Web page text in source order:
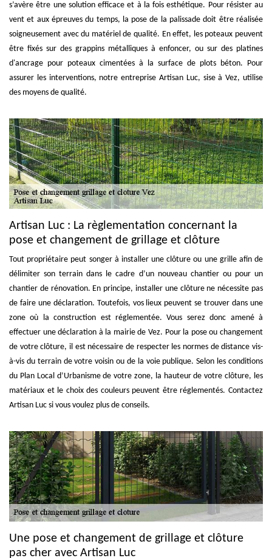
s’avère être une solution efficace et à la fois esthétique. Pour résister au
vent et aux épreuves du temps, la pose de la palissade doit être réalisée
soigneusement avec du matériel de qualité. En effet, les poteaux peuvent
être fixés sur des grappins métalliques à enfoncer, ou sur des platines
d'ancrage pour poteaux cimentées à la surface de plots béton. Pour
assurer les interventions, notre entreprise Artisan Luc, sise à Vez, utilise
des moyens de qualité.
Artisan Luc : La règlementation concernant la
pose et changement de grillage et clôture
Tout propriétaire peut songer à installer une clôture ou une grille afin de
délimiter son terrain dans le cadre d’un nouveau chantier ou pour un
chantier de rénovation. En principe, installer une clôture ne nécessite pas
de faire une déclaration. Toutefois, vos lieux peuvent se trouver dans une
zone où la construction est réglementée. Vous serez donc amené à
effectuer une déclaration à la mairie de Vez. Pour la pose ou changement
de votre clôture, il est nécessaire de respecter les normes de distance vis-
à-vis du terrain de votre voisin ou de la voie publique. Selon les conditions
du Plan Local d’Urbanisme de votre zone, la hauteur de votre clôture, les
matériaux et le choix des couleurs peuvent être réglementés. Contactez
Artisan Luc si vous voulez plus de conseils.
Une pose et changement de grillage et clôture
pas cher avec Artisan Luc